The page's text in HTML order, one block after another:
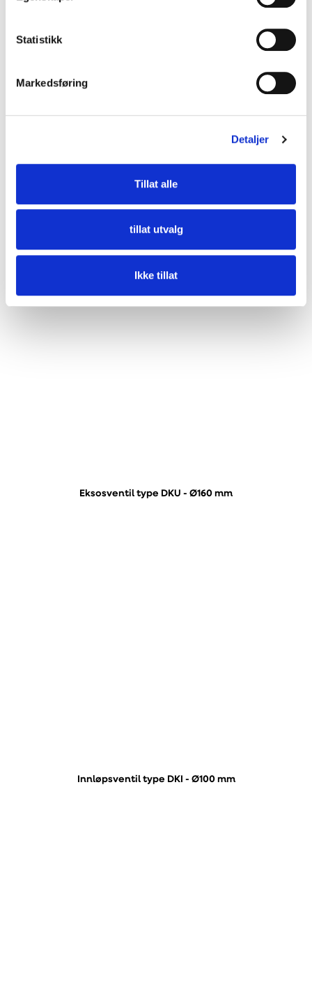
Statistikk
Markedsføring
Detaljer
Tillat alle
tillat utvalg
Ikke tillat
Eksosventil type DKU - Ø125 mm
Eksosventil type DKU - Ø160 mm
Innløpsventil type DKI - Ø100 mm